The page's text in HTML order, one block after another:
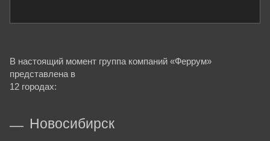
В настоящий момент группа компаний «Феррум»
представлена в
12 городах:
Новосибирск